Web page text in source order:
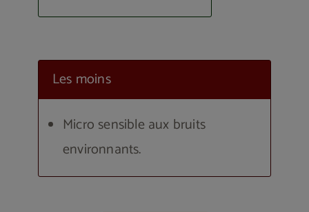
Les moins
Micro sensible aux bruits
environnants.